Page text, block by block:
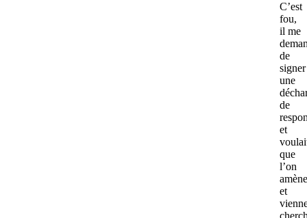
C’est
fou,
il me
de
signer
une
de
et
que
l’on
amène
et